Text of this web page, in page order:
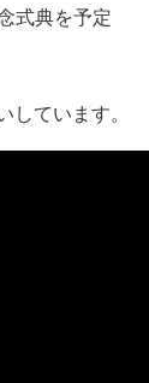
式典を予定
ています。